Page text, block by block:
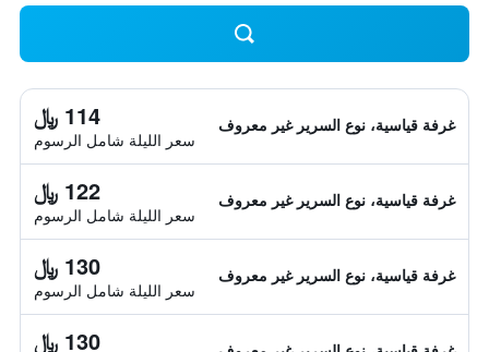
غرفة قياسية، نوع السرير غير معروف 114 ﷼
سعر الليلة شامل الرسوم
غرفة قياسية، نوع السرير غير معروف 122 ﷼
سعر الليلة شامل الرسوم
غرفة قياسية، نوع السرير غير معروف 130 ﷼
سعر الليلة شامل الرسوم
130 ﷼